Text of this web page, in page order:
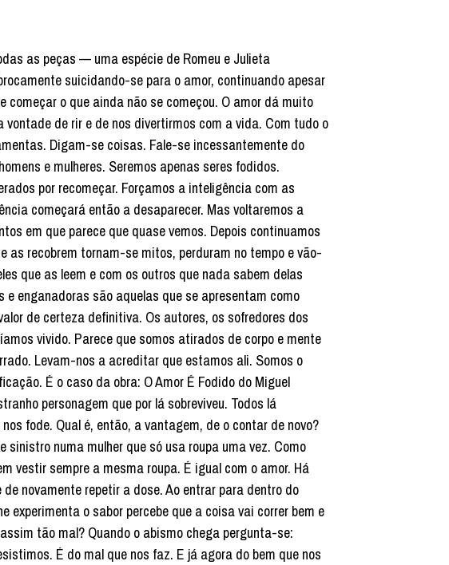
as peças — uma espécie de Romeu e Julieta
suicidando-se para o amor, continuando apesar
o que ainda não se começou. O amor dá muito
de rir e de nos divertirmos com a vida. Com tudo o
Digam-se coisas. Fale-se incessantemente do
e mulheres. Seremos apenas seres fodidos.
por recomeçar. Forçamos a inteligência com as
começará então a desaparecer. Mas voltaremos a
em que parece que quase vemos. Depois continuamos
as recobrem tornam-se mitos, perduram no tempo e vão-
que as leem e com os outros que nada sabem delas
enganadoras são aquelas que se apresentam como
de certeza definitiva. Os autores, os sofredores dos
vivido. Parece que somos atirados de corpo e mente
Levam-nos a acreditar que estamos ali. Somos o
É o caso da obra: O Amor É Fodido do Miguel
personagem que por lá sobreviveu. Todos lá
fode. Qual é, então, a vantagem, de o contar de novo?
numa mulher que só usa roupa uma vez. Como
vestir sempre a mesma roupa. É igual com o amor. Há
novamente repetir a dose. Ao entrar para dentro do
o sabor percebe que a coisa vai correr bem e
tão mal? Quando o abismo chega pergunta-se:
É do mal que nos faz. E já agora do bem que nos